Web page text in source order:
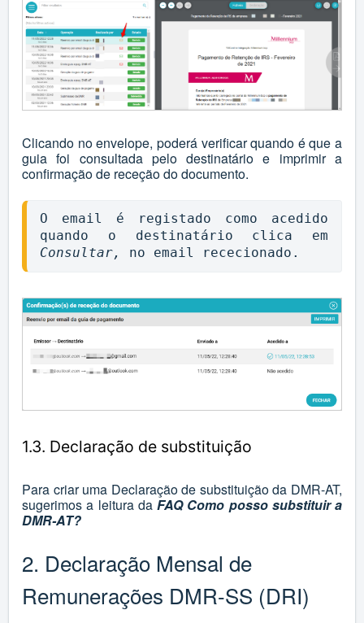
Clicando no envelope, poderá verificar quando é que a
guia foi consultada pelo destinatário e imprimir a
confirmação de receção do documento.
O email é registado como acedido
Consultar,
no email rececionado.
1.3. Declaração de substituição
Para criar uma Declaração de substituição da DMR-AT,
sugerimos a leitura da FAQ Como posso substituir a
DMR-AT?
2. Declaração Mensal de
Remunerações DMR-SS (DRI)